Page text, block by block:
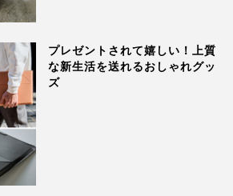
プレゼントされて嬉しい！上質
な新生活を送れるおしゃれグッ
ズ